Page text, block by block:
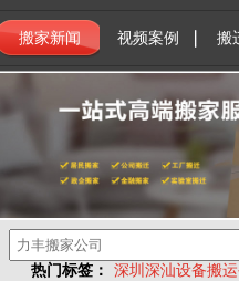
搬家新闻 视频案例 搬
热门标签： 深圳深汕设备搬运